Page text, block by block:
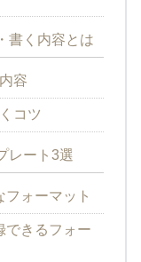
書く内容とは
容
コツ
レート3選
ォーマット
できるフォー